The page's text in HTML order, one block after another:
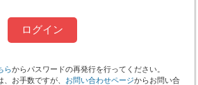
らからパスワードの再発行を行ってください。
お手数ですが、 お問い合わせページからお問い合